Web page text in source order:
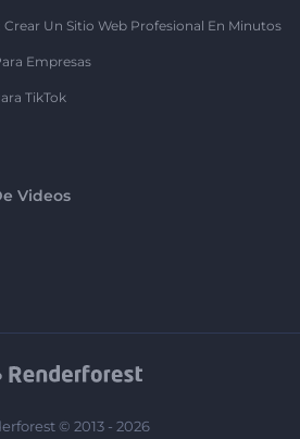
Un Sitio Web Profesional En Minutos
Empresas
TikTok
Videos
© 2013 - 2026